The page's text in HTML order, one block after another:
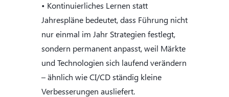
• Kontinuierliches Lernen statt
Jahrespläne bedeutet, dass Führung nicht
nur einmal im Jahr Strategien festlegt,
sondern permanent anpasst, weil Märkte
und Technologien sich laufend verändern
– ähnlich wie CI/CD ständig kleine
Verbesserungen ausliefert.